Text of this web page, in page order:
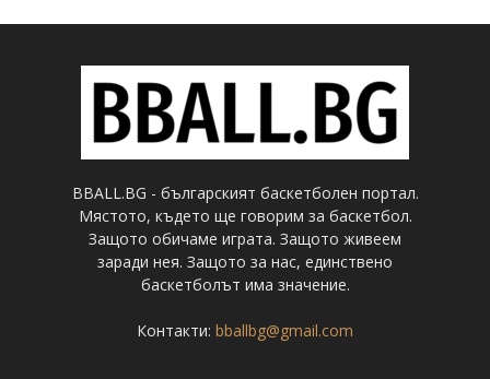
BBALL.BG - българският баскетболен портал.
Мястото, където ще говорим за баскетбол.
Защото обичаме играта. Защото живеем
заради нея. Защото за нас, единствено
баскетболът има значение.
Контакти: bballbg@gmail.com